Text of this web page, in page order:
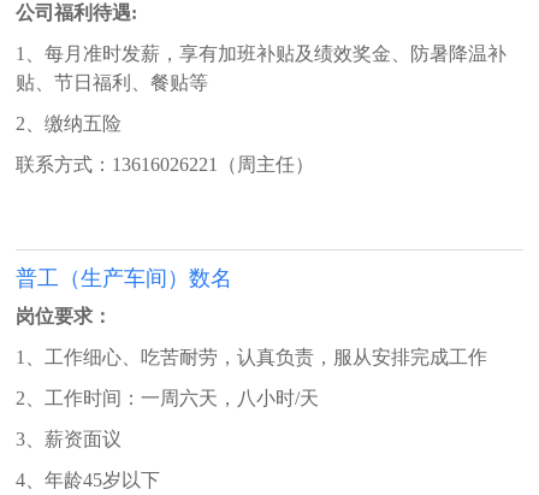
公司福利待遇:
1、每月准时发薪，享有加班补贴及绩效奖金、防暑降温补
贴、节日福利、餐贴等
2、缴纳五险
联系方式：13616026221（周主任）
普工（生产车间）数名
岗位要求：
1、工作细心、吃苦耐劳，认真负责，服从安排完成工作
2、工作时间：一周六天，八小时/天
3、薪资面议
4、年龄45岁以下